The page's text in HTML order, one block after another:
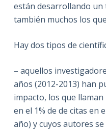
están desarrollando un
también muchos los
Hay dos tipos de
– aquellos
años (2012-2013) han
impacto, los que llaman
en el 1% de de citas en
año) y cuyos autores